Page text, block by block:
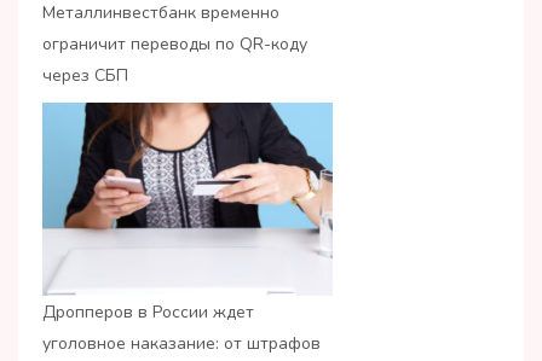
Металлинвестбанк временно
ограничит переводы по QR-коду
через СБП
Дропперов в России ждет
уголовное наказание: от штрафов